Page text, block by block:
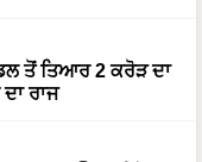
ਤੋਂ ਤਿਆਰ 2 ਕਰੋੜ ਦਾ
ਰਾਜ